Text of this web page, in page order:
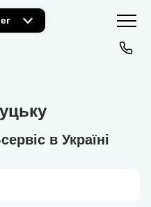
в Україні